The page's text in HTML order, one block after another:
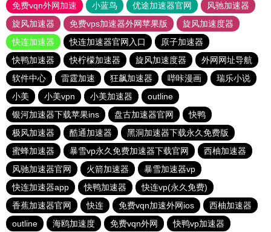
免费vqn外网加速
小蓝鸟 优途加速器官网
风驰加速器
旋风加速器
免费vps加速器外网苹果版
旋风加速度器
快连加速器
快连加速器官网入口
原子加速器
快鸭加速器
快柠檬加速器 旋风加速度器
外网网址导航
软件中心
雷霆加速 狂飙加速器 哔咔漫画
瑞乐小说
小美
小美vpn 小美加速器
outline
银河加速器下载苹果ins
盘古加速器官网
快鸭
极风加速器
酷通加速器
黑洞加速器下载永久免费版
蜜蜂加速器
暴雪vp永久免费加速器下载官网
西柚加速器
风驰加速器官网
火箭加速器
暴雪加速器vp
快连加速器app
快鸭加速器
快连vp(永久免费)
香蕉加速器官网
快连 免费vqn加速外网ios
西柚加速器
outline
海鸥加速度 免费vqn外网
快鸭vp加速器